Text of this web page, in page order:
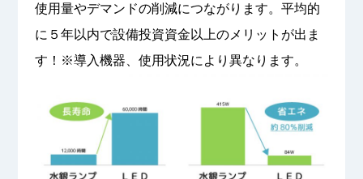
使用量やデマンドの削減につながります。平均的
に５年以内で設備投資資金以上のメリットが出ま
す！※導入機器、使用状況により異なります。